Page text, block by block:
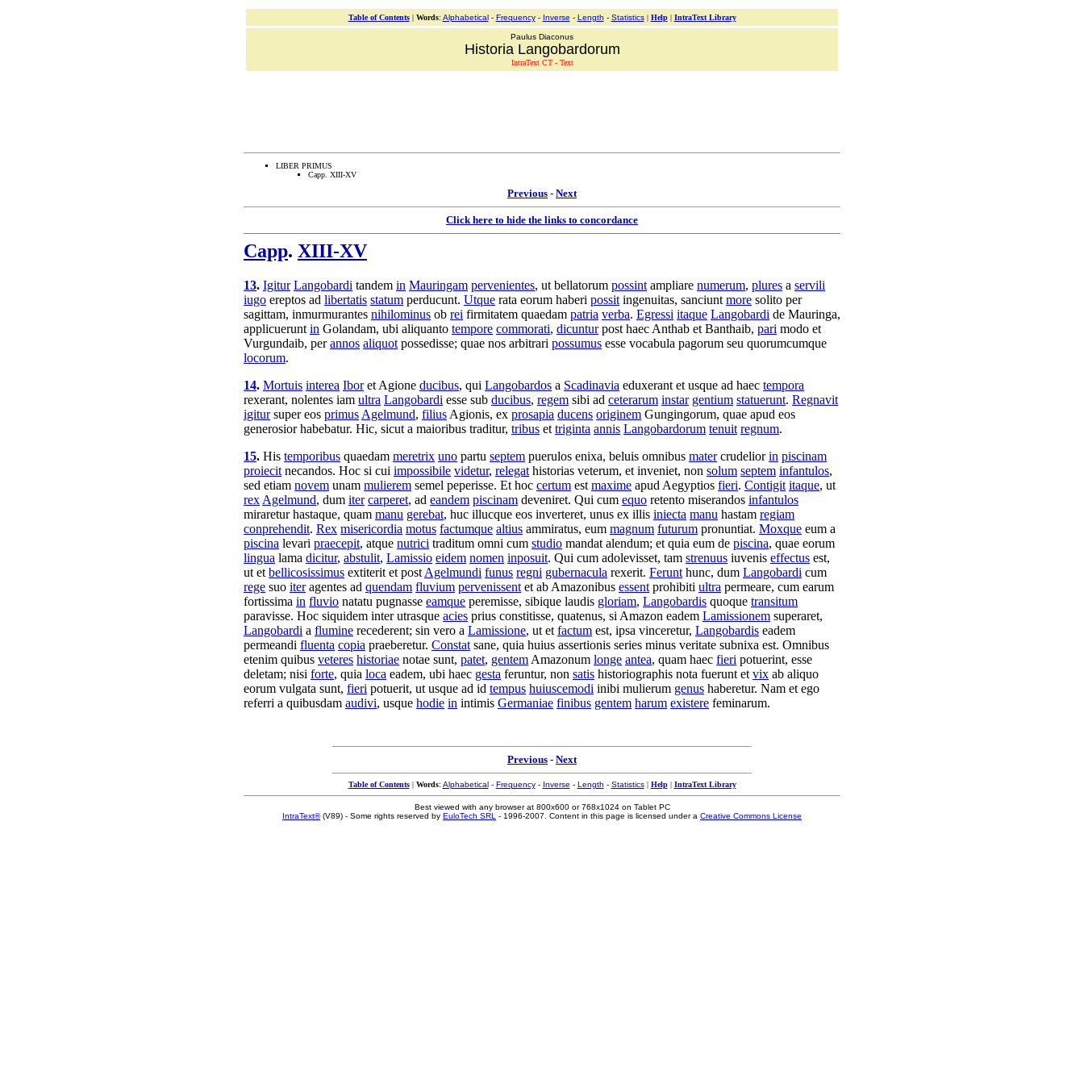
Table of Contents| Words: Alphabetical- Frequency- Inverse - Length - Statistics| Help| IntraText Library
Paulus Diaconus
Historia Langobardorum
IntraText CT - Text
LIBER PRIMUS
Capp. XIII-XV
Previous - Next
Click here to hide the links to concordance
Capp. XIII-XV
13. Igitur Langobardi tandem in Mauringam pervenientes, ut bellatorum possint ampliare numerum, plures a servili
iugo ereptos ad libertatis statum perducunt. Utque rata eorum haberi possit ingenuitas, sanciunt more solito per
sagittam, inmurmurantes nihilominus ob rei firmitatem quaedam patria verba. Egressi itaque Langobardi de Mauringa,
applicuerunt in Golandam, ubi aliquanto tempore commorati, dicunturpost haec Anthab et Banthaib, pari modo et
Vurgundaib, perannos aliquot possedisse; quae nos arbitrari possumus esse vocabula pagorum seu quorumcumque
locorum.
14. Mortuis interea Iboret Agione ducibus, qui Langobardos a Scadinavia eduxerant et usque ad haec tempora
rexerant, nolentes iam ultra Langobardi esse sub ducibus, regem sibi ad ceterarum instar gentium statuerunt. Regnavit
igitursuper eos primus Agelmund, filius Agionis, ex prosapia ducens originem Gungingorum, quae apud eos
generosior habebatur. Hic, sicut a maioribus traditur, tribus et triginta annis Langobardorum tenuit regnum.
15. His temporibus quaedam meretrix uno partu septem puerulos enixa, beluis omnibus mater crudelior in piscinam
proiecit necandos. Hoc si cui impossibile videtur, relegat historias veterum, et inveniet, non solum septem infantulos,
sed etiam novem unam mulierem semel peperisse. Et hoc certum est maxime apud Aegyptios fieri. Contigit itaque, ut
rex Agelmund, dum iter carperet, ad eandem piscinam deveniret. Qui cum equo retento miserandos infantulos
miraretur hastaque, quam manu gerebat, huc illucque eos inverteret, unus ex illis iniecta manu hastam regiam
conprehendit. Rex misericordia motus factumque altius ammiratus, eum magnum futurum pronuntiat. Moxque eum a
piscina levari praecepit, atque nutrici traditum omni cum studio mandat alendum; et quia eum de piscina, quae eorum
lingua lama dicitur, abstulit, Lamissio eidem nomen inposuit. Qui cum adolevisset, tam strenuus iuvenis effectus est,
ut et bellicosissimus extiterit et post Agelmundi funus regni gubernacula rexerit. Ferunt hunc, dum Langobardi cum
rege suo iter agentes ad quendam fluvium pervenissent et ab Amazonibus essent prohibiti ultra permeare, cum earum
fortissima in fluvio natatu pugnasse eamque peremisse, sibique laudis gloriam, Langobardis quoque transitum
paravisse. Hoc siquidem interutrasque acies prius constitisse, quatenus, si Amazon eadem Lamissionem superaret,
Langobardi a flumine recederent; sin vero a Lamissione, ut et factum est, ipsa vinceretur, Langobardis eadem
permeandi fluenta copia praeberetur. Constat sane, quia huius assertionis series minus veritate subnixa est. Omnibus
etenim quibus veteres historiae notae sunt, patet, gentem Amazonum longe antea, quam haec fieri potuerint, esse
deletam; nisi forte, quia loca eadem, ubi haec gesta feruntur, non satis historiographis nota fuerunt et vix ab aliquo
eorum vulgata sunt, fieri potuerit, ut usque ad id tempus huiuscemodi inibi mulierum genus haberetur. Nam et ego
referri a quibusdam audivi, usque hodie in intimis Germaniae finibus gentem harum existere feminarum.
Previous - Next
Table of Contents| Words: Alphabetical- Frequency- Inverse - Length - Statistics| Help| IntraText Library
Best viewed with any browser at 800x600 or 768x1024 on Tablet PC
IntraText®(V89) - Some rights reserved by EuloTech SRL - 1996-2007. Content in this page is licensed under a Creative Commons License